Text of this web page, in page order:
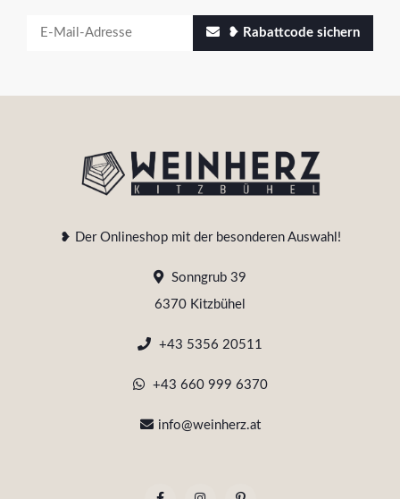
❥ Rabattcode sichern
❥ Der Onlineshop mit der besonderen Auswahl!
Sonngrub 39
6370 Kitzbühel
+43 5356 20511
+43 660 999 6370
info@weinherz.at